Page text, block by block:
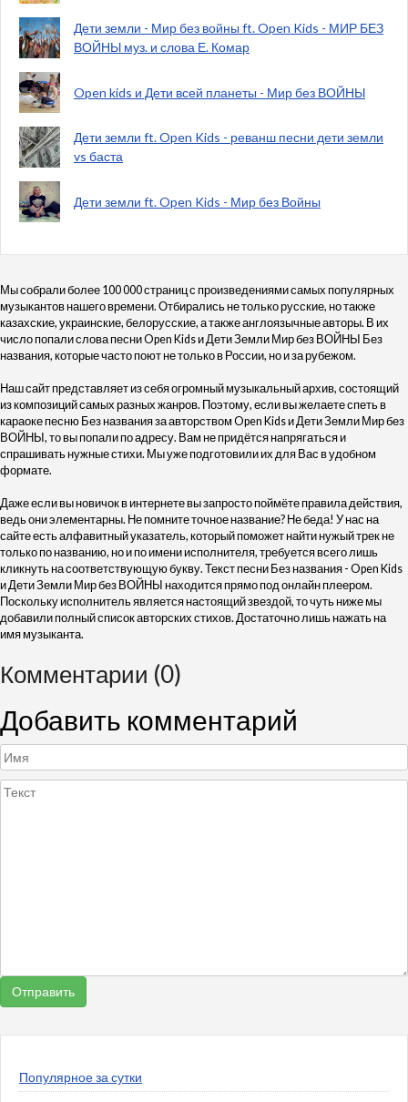
Дети земли - Мир без войны ft. Open Kids - МИР БЕЗ
ВОЙНЫ муз. и слова Е. Комар
Open kids и Дети всей планеты - Мир без ВОЙНЫ
Дети земли ft. Open Kids - реванш песни дети земли
vs баста
Дети земли ft. Open Kids - Мир без Войны
Мы собрали более 100 000 страниц с произведениями самых популярных
музыкантов нашего времени. Отбирались не только русские, но также
казахские, украинские, белорусские, а также англоязычные авторы. В их
число попали слова песни Open Kids и Дети Земли Мир без ВОЙНЫ Без
названия, которые часто поют не только в России, но и за рубежом.
Наш сайт представляет из себя огромный музыкальный архив, состоящий
из композиций самых разных жанров. Поэтому, если вы желаете спеть в
караоке песню Без названия за авторством Open Kids и Дети Земли Мир без
ВОЙНЫ, то вы попали по адресу. Вам не придётся напрягаться и
спрашивать нужные стихи. Мы уже подготовили их для Вас в удобном
формате.
Даже если вы новичок в интернете вы запросто поймёте правила действия,
ведь они элементарны. Не помните точное название? Не беда! У нас на
сайте есть алфавитный указатель, который поможет найти нужый трек не
только по названию, но и по имени исполнителя, требуется всего лишь
кликнуть на соответствующую букву. Текст песни Без названия - Open Kids
и Дети Земли Мир без ВОЙНЫ находится прямо под онлайн плеером.
Поскольку исполнитель является настоящий звездой, то чуть ниже мы
добавили полный список авторских стихов. Достаточно лишь нажать на
имя музыканта.
Комментарии (0)
Добавить комментарий
Популярное за сутки